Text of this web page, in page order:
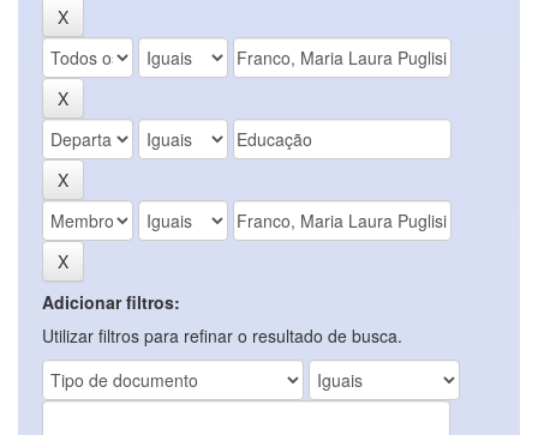
Adicionar filtros:
Utilizar filtros para refinar o resultado de busca.